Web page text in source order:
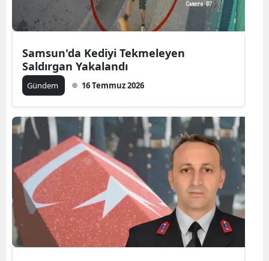
Samsun'da Kediyi Tekmeleyen
Saldırgan Yakalandı
Gündem 16 Temmuz 2026